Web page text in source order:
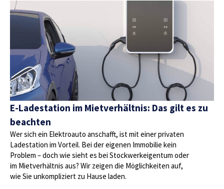
E-Ladestation im Mietverhältnis: Das gilt es zu
beachten
Wer sich ein Elektroauto anschafft, ist mit einer privaten
Ladestation im Vorteil. Bei der eigenen Immobilie kein
Problem – doch wie sieht es bei Stockwerkeigentum oder
im Mietverhältnis aus? Wir zeigen die Möglichkeiten auf,
wie Sie unkompliziert zu Hause laden.